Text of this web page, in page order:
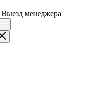
Выезд менеджера